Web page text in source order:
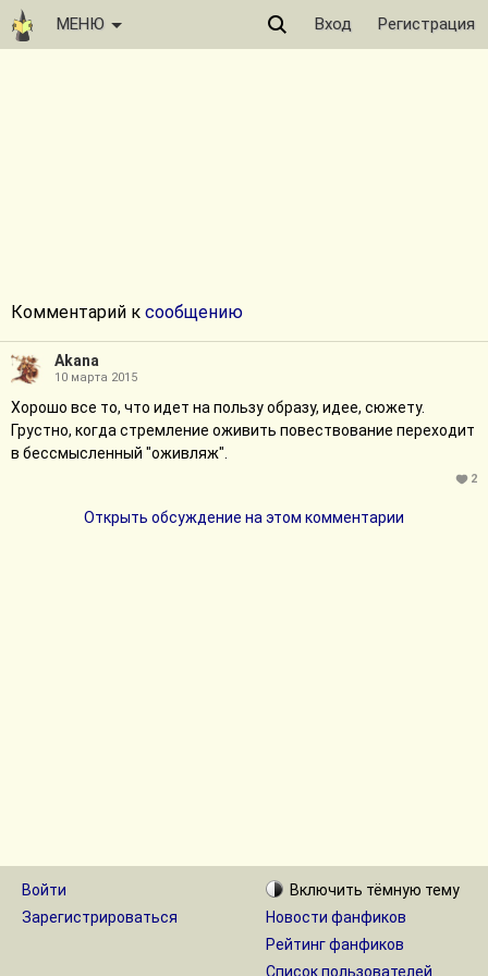
МЕНЮ Вход Регистрация
Комментарий к сообщению
Akana
10 марта 2015
Хорошо все то, что идет на пользу образу, идее, сюжету.
Грустно, когда стремление оживить повествование переходит
в бессмысленный "оживляж".
2
Открыть обсуждение на этом комментарии
Войти
Зарегистрироваться
Включить тёмную тему
Новости фанфиков
Рейтинг фанфиков
Список пользователей